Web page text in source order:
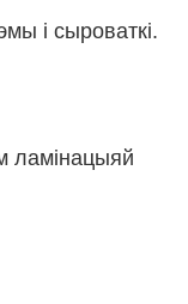
і сыроваткі.
ламінацыяй